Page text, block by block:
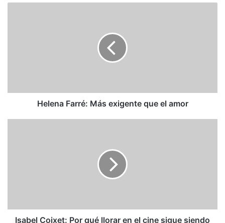
Helena Farré: Más exigente que el amor
sigue
siendo
Isabel Coixet: Por qué llorar en el cine sigue siendo